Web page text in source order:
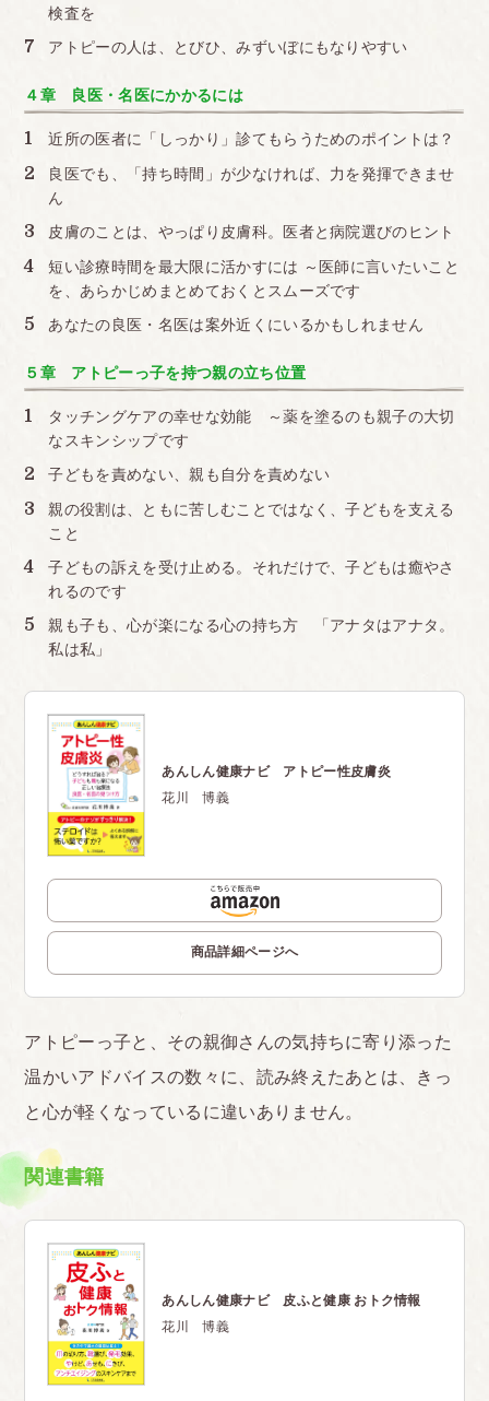
検査を
アトピーの人は、とびひ、みずいぼにもなりやすい
４章 良医・名医にかかるには
近所の医者に「しっかり」診てもらうためのポイントは？
良医でも、「持ち時間」が少なければ、力を発揮できませ
ん
皮膚のことは、やっぱり皮膚科。医者と病院選びのヒント
短い診療時間を最大限に活かすには ～医師に言いたいこと
を、あらかじめまとめておくとスムーズです
あなたの良医・名医は案外近くにいるかもしれません
５章 アトピーっ子を持つ親の立ち位置
タッチングケアの幸せな効能 ～薬を塗るのも親子の大切
なスキンシップです
子どもを責めない、親も自分を責めない
親の役割は、ともに苦しむことではなく、子どもを支える
こと
子どもの訴えを受け止める。それだけで、子どもは癒やさ
れるのです
親も子も、心が楽になる心の持ち方 「アナタはアナタ。
私は私」
あんしん健康ナビ アトピー性皮膚炎
花川 博義
商品詳細ページへ
アトピーっ子と、その親御さんの気持ちに寄り添った
温かいアドバイスの数々に、読み終えたあとは、きっ
と心が軽くなっているに違いありません。
関連書籍
あんしん健康ナビ 皮ふと健康 おトク情報
花川 博義